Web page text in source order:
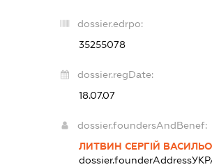
dossier.edrpo:
35255078
dossier.regDate:
18.07.07
dossier.foundersAndBenef:
ЛИТВИН СЕРГІЙ
dossier.founderAddress